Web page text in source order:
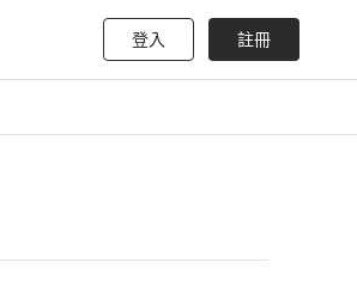
登入 註冊